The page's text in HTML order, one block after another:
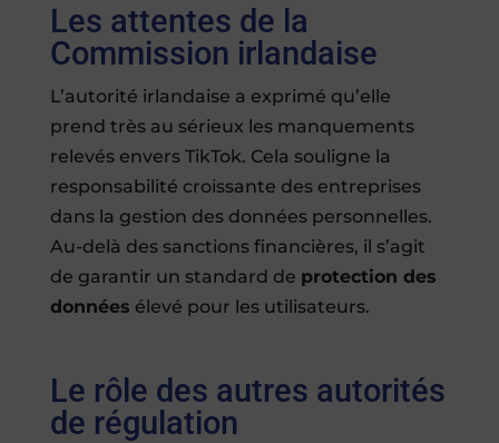
Les attentes de la
Commission irlandaise
L’autorité irlandaise a exprimé qu’elle
prend très au sérieux les manquements
relevés envers TikTok. Cela souligne la
responsabilité croissante des entreprises
dans la gestion des données personnelles.
Au-delà des sanctions financières, il s’agit
de garantir un standard de protection des
données élevé pour les utilisateurs.
Le rôle des autres autorités
de régulation